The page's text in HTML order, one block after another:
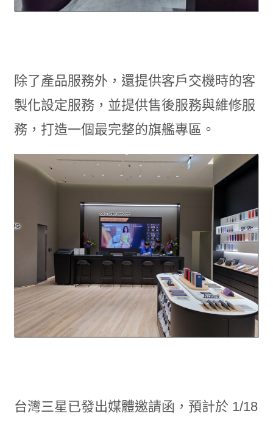
除了產品服務外，還提供客戶交機時的客
製化設定服務，並提供售後服務與維修服
務，打造一個最完整的旗艦專區。
台灣三星已發出媒體邀請函，預計於 1/18